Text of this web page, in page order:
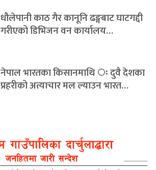
धौलेपानी काठ गैर कानूनि ढङ्गबाट घाटगद्दी
गरीएको डिभिजन वन कार्यालय…
नेपाल भारतका किसानमाथि ः दुवै देशका
प्रहरीको अत्याचार मल ल्याउन भारत…